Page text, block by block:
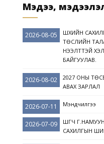
Мэдээ,
2026-08-05
ШҮҮХИЙН
ТӨСЛИЙН
НЭЭЛТТЭЙ
БАЙГУУЛАВ.
2026-08-02
2027 ОНЫ
АВАХ ЗАРЛАЛ
2026-07-11 Мэндчилгээ
2026-07-09
ШҮҮГЧ
САХИЛГЫН